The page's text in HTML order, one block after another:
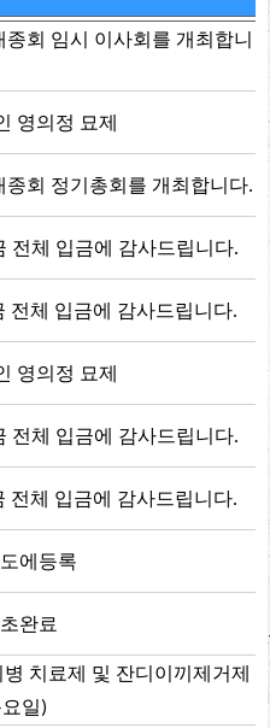
회 임시 이사회를 개최합니
영의정 묘제
회 정기총회를 개최합니다.
전체 입금에 감사드립니다.
전체 입금에 감사드립니다.
영의정 묘제
전체 입금에 감사드립니다.
전체 입금에 감사드립니다.
에등록
완료
치료제 및 잔디이끼제거제
일)